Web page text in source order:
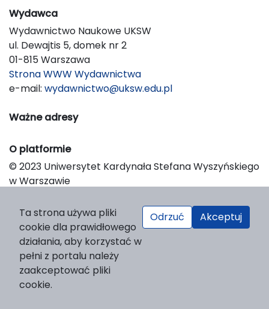
Wydawca
Wydawnictwo Naukowe UKSW
ul. Dewajtis 5, domek nr 2
01-815 Warszawa
Strona WWW Wydawnictwa
e-mail: wydawnictwo@uksw.edu.pl
Ważne adresy
O platformie
© 2023 Uniwersytet Kardynała Stefana Wyszyńskiego
w Warszawie
Platform & Workflow by OJS/PKP
Ta strona używa pliki
cookie dla prawidłowego
działania, aby korzystać w
pełni z portalu należy
zaakceptować pliki
cookie.
Odrzuć Akceptuj